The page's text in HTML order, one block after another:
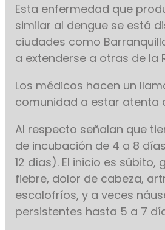
Esta enfermedad que
similar al dengue se está
ciudades como
a extenderse a otras de la
Los médicos hacen un
comunidad a estar atenta
Al respecto señalan que
de incubación de 4 a 8
12 días). El inicio es súbito,
fiebre, dolor de cabeza,
escalofríos, y a veces
persistentes hasta 5 a 7